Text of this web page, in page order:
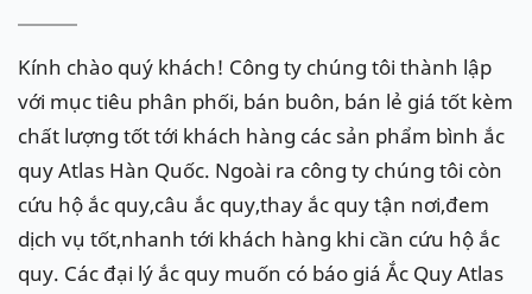
Kính chào quý khách! Công ty chúng tôi thành lập
với mục tiêu phân phối, bán buôn, bán lẻ giá tốt kèm
chất lượng tốt tới khách hàng các sản phẩm bình ắc
quy Atlas Hàn Quốc. Ngoài ra công ty chúng tôi còn
cứu hộ ắc quy,câu ắc quy,thay ắc quy tận nơi,đem
dịch vụ tốt,nhanh tới khách hàng khi cần cứu hộ ắc
quy. Các đại lý ắc quy muốn có báo giá Ắc Quy Atlas